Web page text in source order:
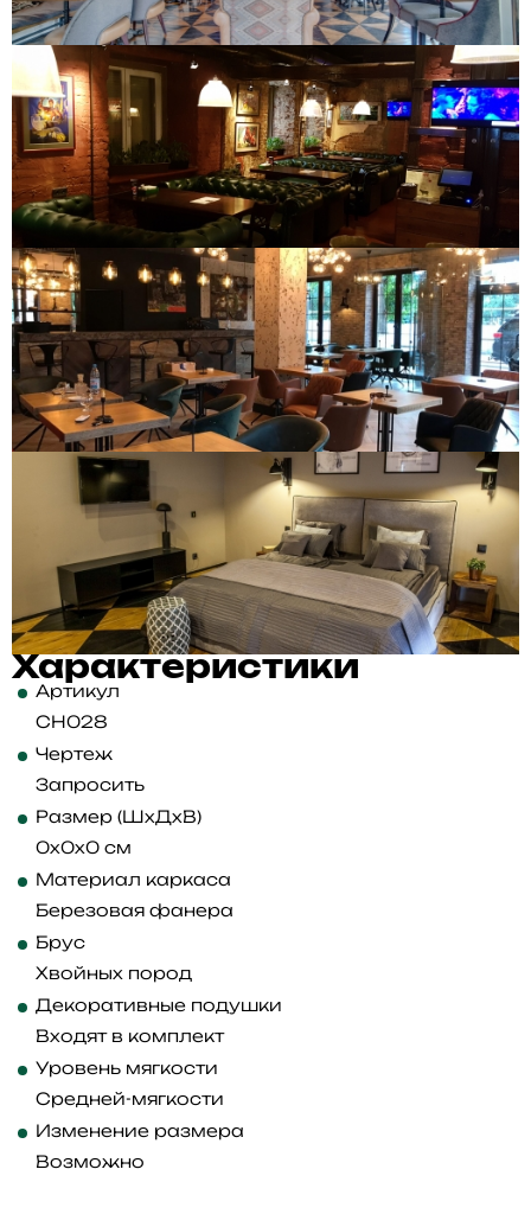
Характеристики
Артикул
CH028
Чертеж
Запросить
Размер (ШхДхВ)
0x0x0 см
Материал каркаса
Березовая фанера
Брус
Хвойных пород
Декоративные подушки
Входят в комплект
Уровень мягкости
Средней-мягкости
Изменение размера
Возможно